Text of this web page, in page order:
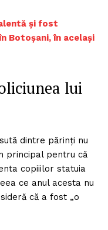
și fost
Botoșani, în același
lui
dintre părinți nu
principal pentru că
copiiilor statuia
ce anul acesta nu
că a fost „o